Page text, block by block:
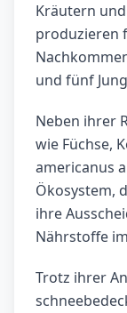
Kräutern
produzieren
und fünf
Neben ihrer
wie Füchse,
americanus
Ökosystem,
ihre
Nährstoffe
Trotz ihrer